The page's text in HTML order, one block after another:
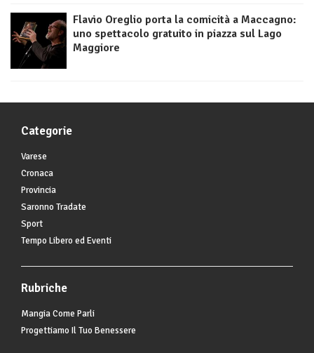
Flavio Oreglio porta la comicità a Maccagno:
uno spettacolo gratuito in piazza sul Lago
Maggiore
Categorie
Varese
Cronaca
Provincia
Saronno Tradate
Sport
Tempo Libero ed Eventi
Rubriche
Mangia Come Parli
Progettiamo Il Tuo Benessere